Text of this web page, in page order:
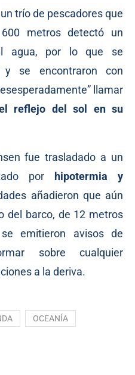
trío de pescadores que
metros detectó un
agua, por lo que se
y se encontraron con
llamar
reflejo del sol en su
fue trasladado a un
por hipotermia y
añadieron que aún
del barco, de 12 metros
emitieron avisos de
sobre cualquier
a la deriva.
OCEANÍA